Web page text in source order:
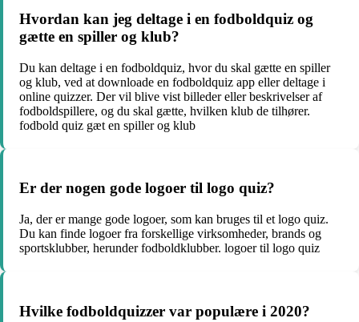
Hvordan kan jeg deltage i en fodboldquiz og
gætte en spiller og klub?
Du kan deltage i en fodboldquiz, hvor du skal gætte en spiller
og klub, ved at downloade en fodboldquiz app eller deltage i
online quizzer. Der vil blive vist billeder eller beskrivelser af
fodboldspillere, og du skal gætte, hvilken klub de tilhører.
fodbold quiz gæt en spiller og klub
Er der nogen gode logoer til logo quiz?
Ja, der er mange gode logoer, som kan bruges til et logo quiz.
Du kan finde logoer fra forskellige virksomheder, brands og
sportsklubber, herunder fodboldklubber. logoer til logo quiz
Hvilke fodboldquizzer var populære i 2020?